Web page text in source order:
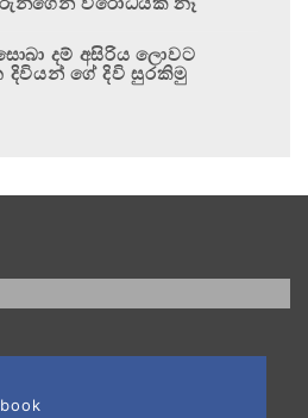
දම් අසිරිය ලොවට
දිවියන් ගේ දිවි සුරකිමු